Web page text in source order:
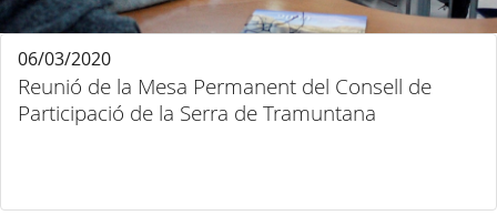
Reunió de la Mesa Permanent del Consell de
Participació de la Serra de Tramuntana
06/03/2020